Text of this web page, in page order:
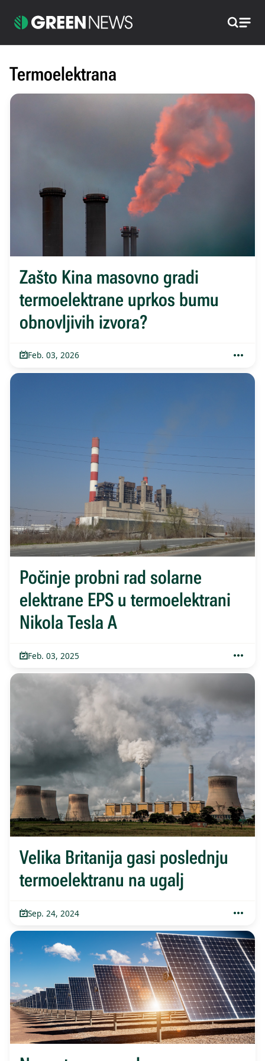
Termoelektrana
Zašto Kina masovno gradi
termoelektrane uprkos bumu
obnovljivih izvora?
Feb. 03, 2026
Počinje probni rad solarne
elektrane EPS u termoelektrani
Nikola Tesla A
Feb. 03, 2025
Velika Britanija gasi poslednju
termoelektranu na ugalj
Sep. 24, 2024